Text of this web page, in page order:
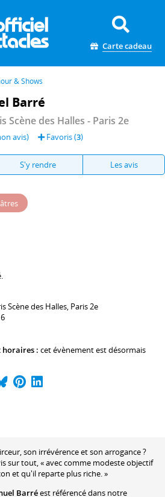
Carte cadeau
& Shows
Barré
Scène des Halles - Paris 2e
avis) Favoris (3)
S'y rendre Les avis
.
Scène des Halles, Paris 2e
horaires : cet évènement est désormais
son irrévérence et son arrogance ?
sur tout, « avec comme modeste objectif
et qu'il reparte plus riche. »
Barréest référencé dans notre